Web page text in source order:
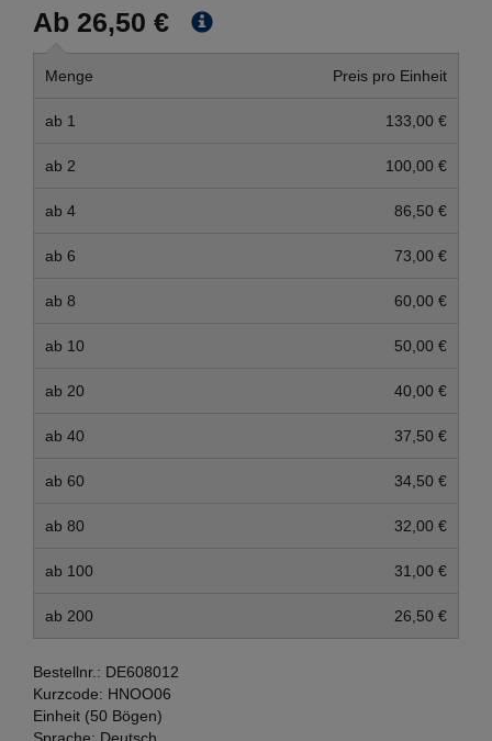
Ab 26,50 €
Menge Preis pro Einheit
ab 1 133,00 €
ab 2 100,00 €
ab 4 86,50 €
ab 6 73,00 €
ab 8 60,00 €
ab 10 50,00 €
ab 20 40,00 €
ab 40 37,50 €
ab 60 34,50 €
ab 80 32,00 €
ab 100 31,00 €
ab 200 26,50 €
Bestellnr.: DE608012
Kurzcode: HNOO06
Einheit (50 Bögen)